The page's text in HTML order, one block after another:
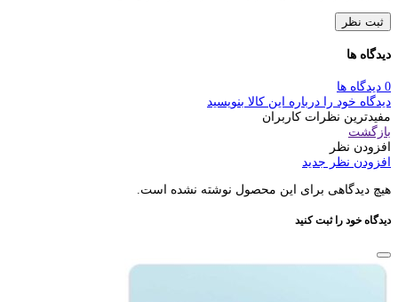
ثبت نظر
دیدگاه ها
0 دیدگاه ها
دیدگاه خود را درباره این کالا بنویسید
مفیدترین نظرات کاربران
بازگشت
افزودن نظر
افزودن نظر جدید
هیچ دیدگاهی برای این محصول نوشته نشده است.
دیدگاه خود را ثبت کنید